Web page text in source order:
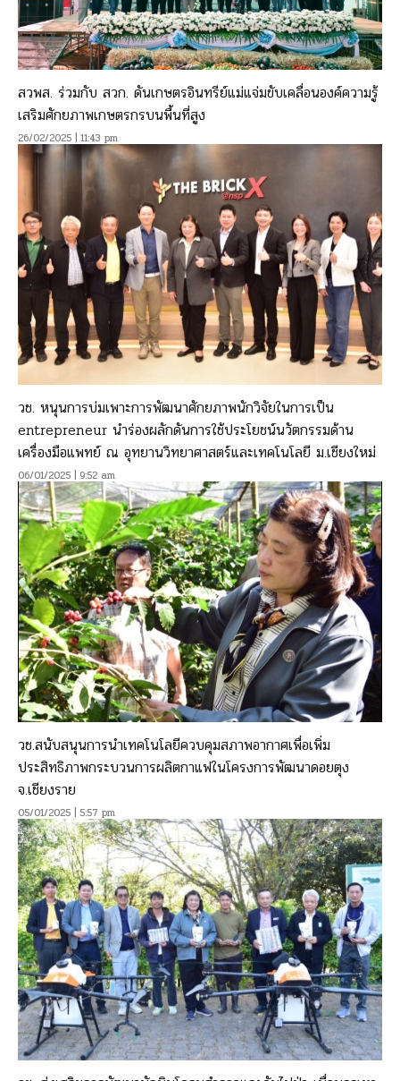
สวพส. ร่วมกับ สวก. ดันเกษตรอินทรีย์แม่แจ่มขับเคลื่อนองค์ความรู้
เสริมศักยภาพเกษตรกรบนพื้นที่สูง
26/02/2025 | 11:43 pm
วช. หนุนการบ่มเพาะการพัฒนาศักยภาพนักวิจัยในการเป็น
entrepreneur นำร่องผลักดันการใช้ประโยชน์นวัตกรรมด้าน
เครื่องมือแพทย์ ณ อุทยานวิทยาศาสตร์และเทคโนโลยี ม.เชียงใหม่
06/01/2025 | 9:52 am
วช.สนับสนุนการนำเทคโนโลยีควบคุมสภาพอากาศเพื่อเพิ่ม
ประสิทธิภาพกระบวนการผลิตกาแฟในโครงการพัฒนาดอยตุง
จ.เชียงราย
05/01/2025 | 5:57 pm